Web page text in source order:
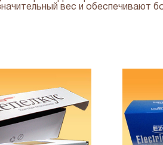
вес и обеспечивают